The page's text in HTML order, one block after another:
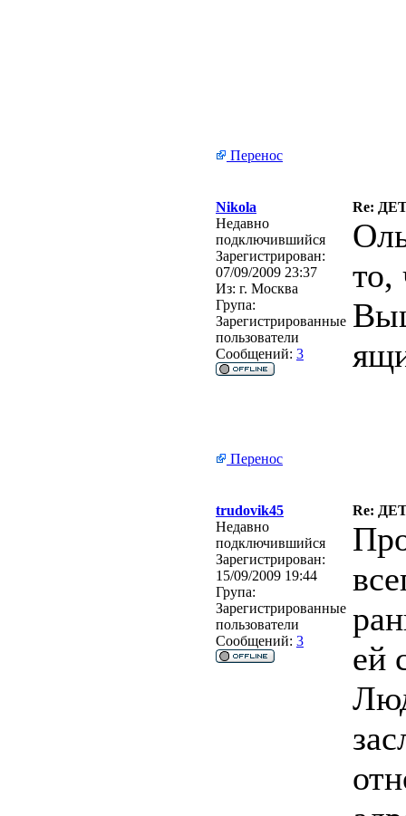
Перенос
Nikola
Re:
Недавно
подключившийся
Зарегистрирован:
07/09/2009 23:37
Из: г. Москва
Група:
Зарегистрированные
пользователи
Сообщений: 3
то,
Перенос
trudovik45
Re:
Недавно
подключившийся
Зарегистрирован:
15/09/2009 19:44
Група:
Зарегистрированные
пользователи
Сообщений: 3
ей